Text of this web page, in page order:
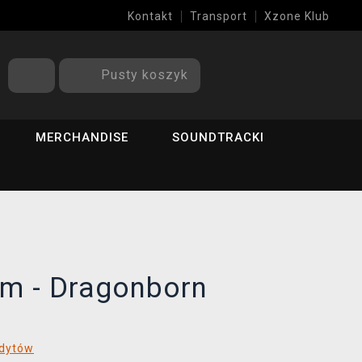
Kontakt Transport Xzone Klub
Pusty koszyk
MERCHANDISE SOUNDTRACKI
- Dragonborn